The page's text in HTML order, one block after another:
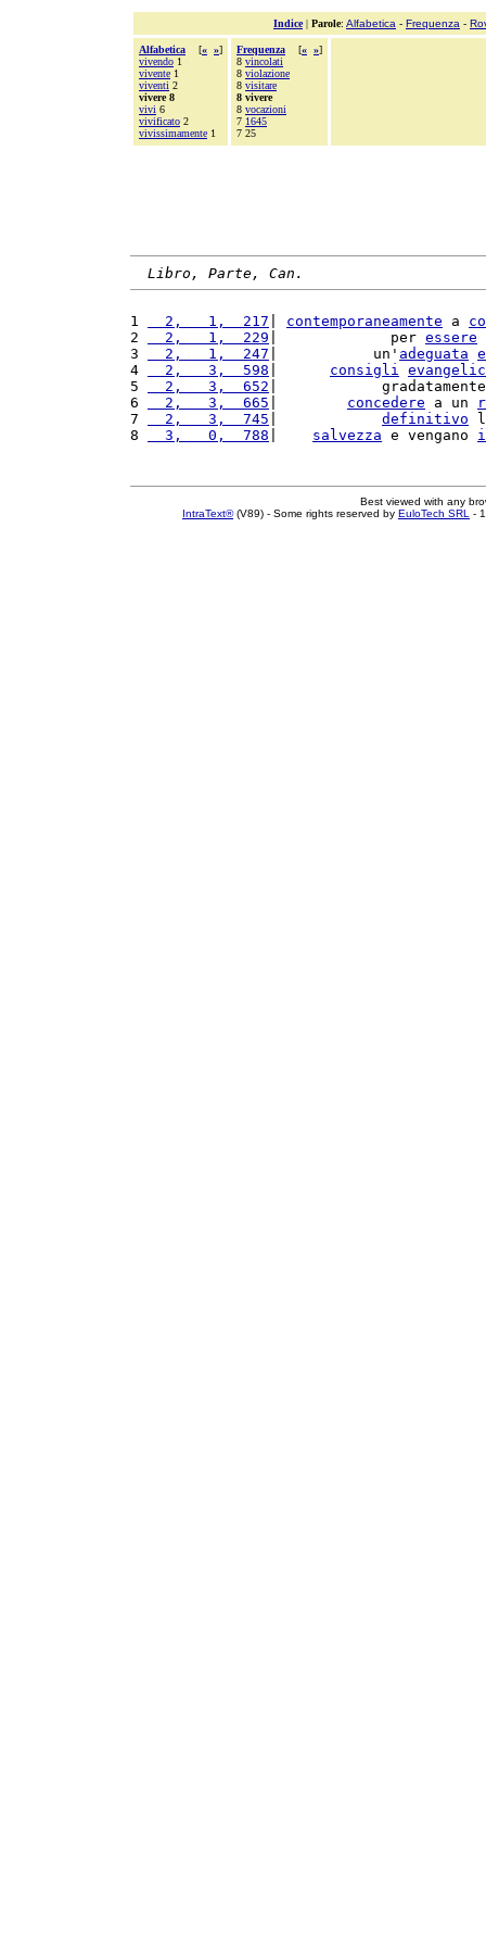
Indice| Parole: Alfabetica - Frequenza -
Alfabetica [« »]
vivendo 1
vivente 1
viventi 2
vivere 8
vivi 6
vivificato 2
vivissimamente 1
Frequenza [« »]
8 vincolati
8 violazione
8 visitare
8 vivere
8 vocazioni
7 1645
7 25
Libro, Parte, Can.
1
  2,   1,  217
contemporaneamente a
2
  2,   1,  229
|             per essere
3
  2,   1,  247
|           un' adeguata
4
  2,   3,  598
consigli
5
  2,   3,  652
|
6
  2,   3,  665
concedere a un
7
  2,   3,  745
definitivo
8
  3,   0,  788
salvezza e vengano
Best viewed with any
IntraText®(V89) - Some rights reserved by EuloTech SRL -